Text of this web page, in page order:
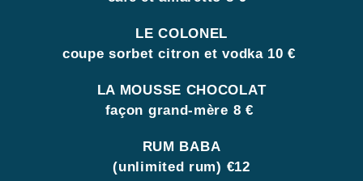
LE COLONEL
coupe sorbet citron et vodka 10 €
LA MOUSSE CHOCOLAT
façon grand-mère 8 €
RUM BABA
(unlimited rum) €12